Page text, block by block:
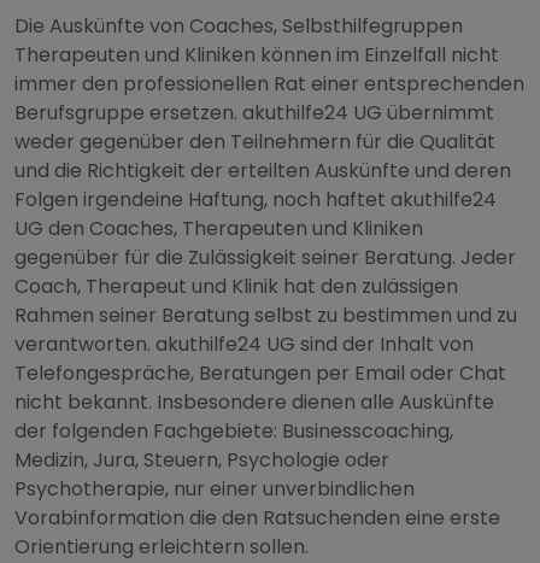
Die Auskünfte von Coaches, Selbsthilfegruppen
Therapeuten und Kliniken können im Einzelfall nicht
immer den professionellen Rat einer entsprechenden
Berufsgruppe ersetzen. akuthilfe24 UG übernimmt
weder gegenüber den Teilnehmern für die Qualität
und die Richtigkeit der erteilten Auskünfte und deren
Folgen irgendeine Haftung, noch haftet akuthilfe24
UG den Coaches, Therapeuten und Kliniken
gegenüber für die Zulässigkeit seiner Beratung. Jeder
Coach, Therapeut und Klinik hat den zulässigen
Rahmen seiner Beratung selbst zu bestimmen und zu
verantworten. akuthilfe24 UG sind der Inhalt von
Telefongespräche, Beratungen per Email oder Chat
nicht bekannt. Insbesondere dienen alle Auskünfte
der folgenden Fachgebiete: Businesscoaching,
Medizin, Jura, Steuern, Psychologie oder
Psychotherapie, nur einer unverbindlichen
Vorabinformation die den Ratsuchenden eine erste
Orientierung erleichtern sollen.